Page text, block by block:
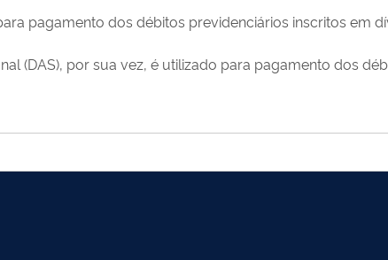
pagamento dos débitos previdenciários inscritos em
(DAS), por sua vez, é utilizado para pagamento dos